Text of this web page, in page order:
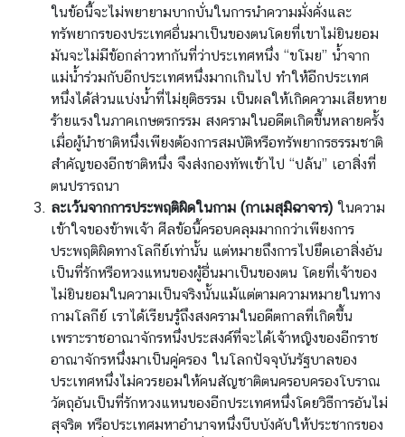
ในข้อนี้จะไม่พยายามบากบั่นในการนำความมั่งคั่งและ
ทรัพยากรของประเทศอื่นมาเป็นของตนโดยที่เขาไม่ยินยอม
มันจะไม่มีข้อกล่าวหากันที่ว่าประเทศหนึ่ง “ขโมย” น้ำจาก
แม่น้ำร่วมกับอีกประเทศหนึ่งมากเกินไป ทำให้อีกประเทศ
หนึ่งได้ส่วนแบ่งน้ำที่ไม่ยุติธรรม เป็นผลให้เกิดความเสียหาย
ร้ายแรงในภาคเกษตรกรรม สงครามในอดีตเกิดขึ้นหลายครั้ง
เมื่อผู้นำชาติหนึ่งเพียงต้องการสมบัติหรือทรัพยากรธรรมชาติ
สำคัญของอีกชาติหนึ่ง จึงส่งกองทัพเข้าไป “ปล้น” เอาสิ่งที่
ตนปรารถนา
ละเว้นจากการประพฤติผิดในกาม (กาเมสุมิฉาจาร) ในความ
เข้าใจของข้าพเจ้า ศีลข้อนี้ครอบคลุมมากกว่าเพียงการ
ประพฤติผิดทางโลกีย์เท่านั้น แต่หมายถึงการไปยึดเอาสิ่งอัน
เป็นที่รักหรือหวงแหนของผู้อื่นมาเป็นของตน โดยที่เจ้าของ
ไม่ยินยอมในความเป็นจริงนั้นแม้แต่ตามความหมายในทาง
กามโลกีย์ เราได้เรียนรู้ถึงสงครามในอดีตกาลที่เกิดขึ้น
เพราะราชอาณาจักรหนึ่งประสงค์ที่จะได้เจ้าหญิงของอีกราช
อาณาจักรหนึ่งมาเป็นคู่ครอง ในโลกปัจจุบันรัฐบาลของ
ประเทศหนึ่งไม่ควรยอมให้คนสัญชาติตนครอบครองโบราณ
วัตถุอันเป็นที่รักหวงแหนของอีกประเทศหนึ่งโดยวิธีการอันไม่
สุจริต หรือประเทศมหาอำนาจหนึ่งบีบบังคับให้ประชากรของ